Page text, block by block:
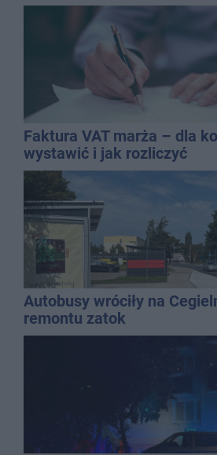
Faktura VAT marża – dla
wystawić i jak rozliczyć
Autobusy wróciły na
remontu zatok